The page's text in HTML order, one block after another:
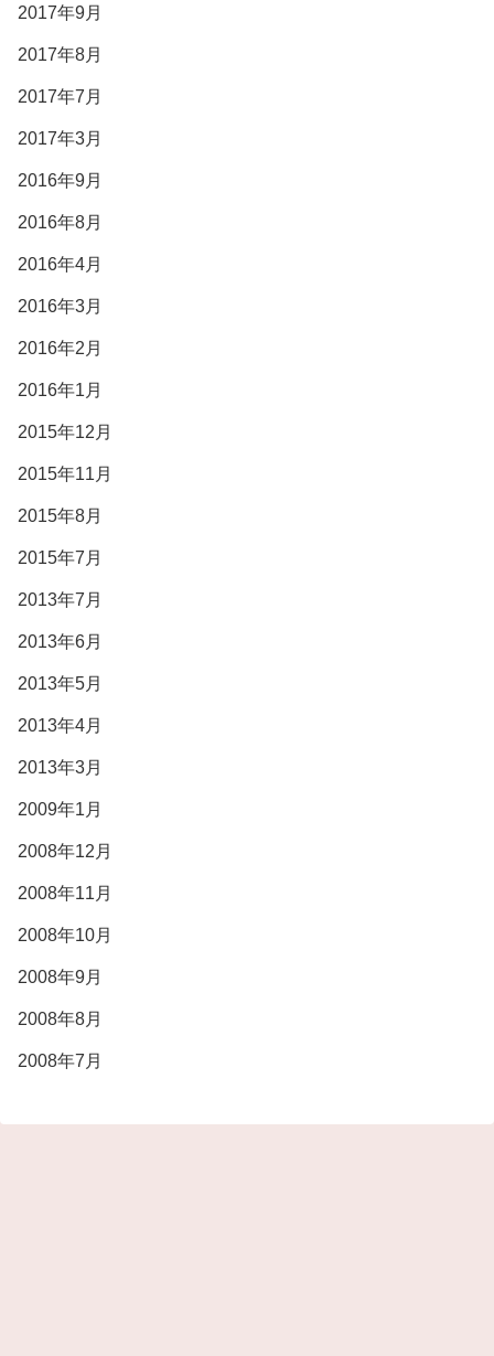
2017年9月
2017年8月
2017年7月
2017年3月
2016年9月
2016年8月
2016年4月
2016年3月
2016年2月
2016年1月
2015年12月
2015年11月
2015年8月
2015年7月
2013年7月
2013年6月
2013年5月
2013年4月
2013年3月
2009年1月
2008年12月
2008年11月
2008年10月
2008年9月
2008年8月
2008年7月